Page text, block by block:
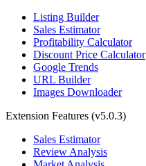
Listing Builder
Sales Estimator
Profitability Calculator
Discount Price Calculator
Google Trends
URL Builder
Images Downloader
Extension Features (v5.0.3)
Sales Estimator
Review Analysis